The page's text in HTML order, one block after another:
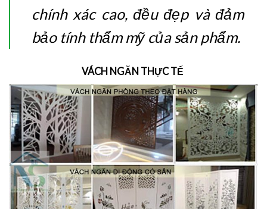
chính xác cao, đều đẹp và đảm
bảo tính thẩm mỹ của sản phẩm.
VÁCH NGĂN THỰC TẾ